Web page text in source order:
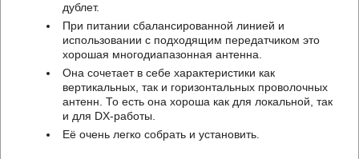
дублет.
При питании сбалансированной линией и
использовании с подходящим передатчиком это
хорошая многодиапазонная антенна.
Она сочетает в себе характеристики как
вертикальных, так и горизонтальных проволочных
антенн. То есть она хороша как для локальной, так
и для DX-работы.
Её очень легко собрать и установить.